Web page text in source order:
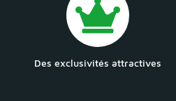
Des exclusivités attractives